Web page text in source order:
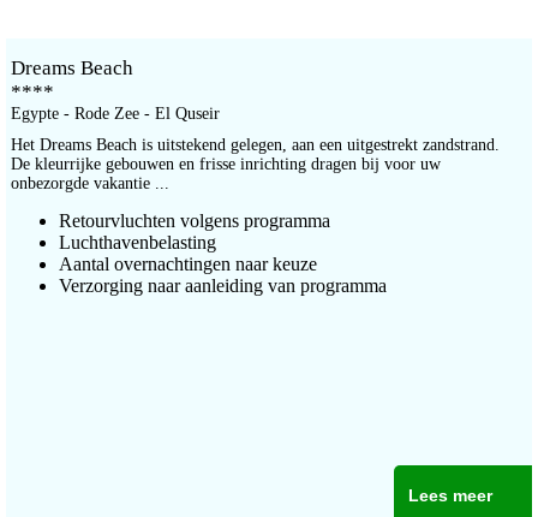
Dreams Beach
****
Egypte - Rode Zee - El Quseir
Het Dreams Beach is uitstekend gelegen, aan een uitgestrekt zandstrand.
De kleurrijke gebouwen en frisse inrichting dragen bij voor uw
onbezorgde vakantie ...
Retourvluchten volgens programma
Luchthavenbelasting
Aantal overnachtingen naar keuze
Verzorging naar aanleiding van programma
Lees meer